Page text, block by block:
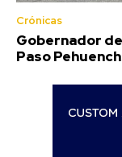
Crónicas
Gobernador
Paso